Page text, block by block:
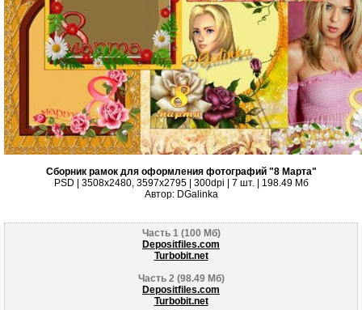
Сборник рамок для оформления фотографий "8 Марта"
PSD | 3508х2480, 3597х2795 | 300dpi | 7 шт. | 198.49 Мб
Автор: DGalinka
Часть 1 (100 Мб)
Depositfiles.com
Turbobit.net
Часть 2 (98.49 Мб)
Depositfiles.com
Turbobit.net